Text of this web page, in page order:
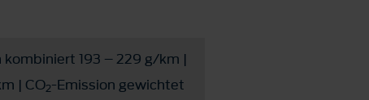
kombiniert 193 – 229 g/km |
| CO2-Emission gewichtet